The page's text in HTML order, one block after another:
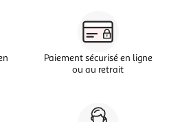
Paiement sécurisé en ligne
ou au retrait